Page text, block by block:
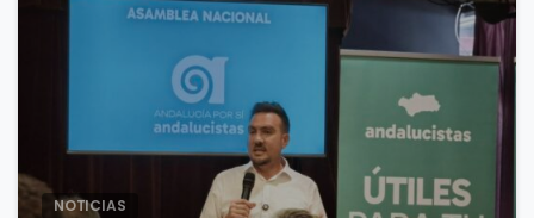
NOTICIAS